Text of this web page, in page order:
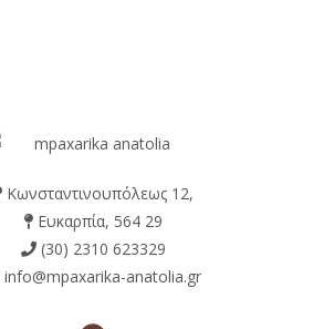
Κωνσταντινουπόλεως 12,
Ευκαρπία, 564 29
(30) 2310 623329
info@mpaxarika-anatolia.gr